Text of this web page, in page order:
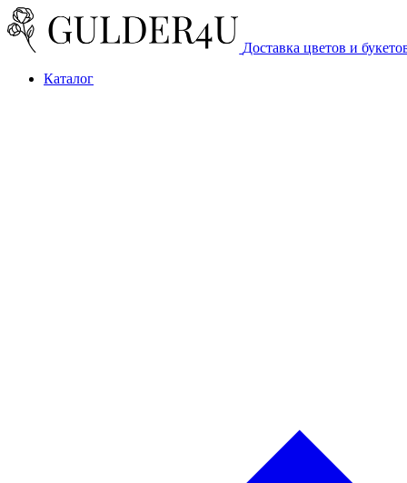
Доставка цветов и
Каталог